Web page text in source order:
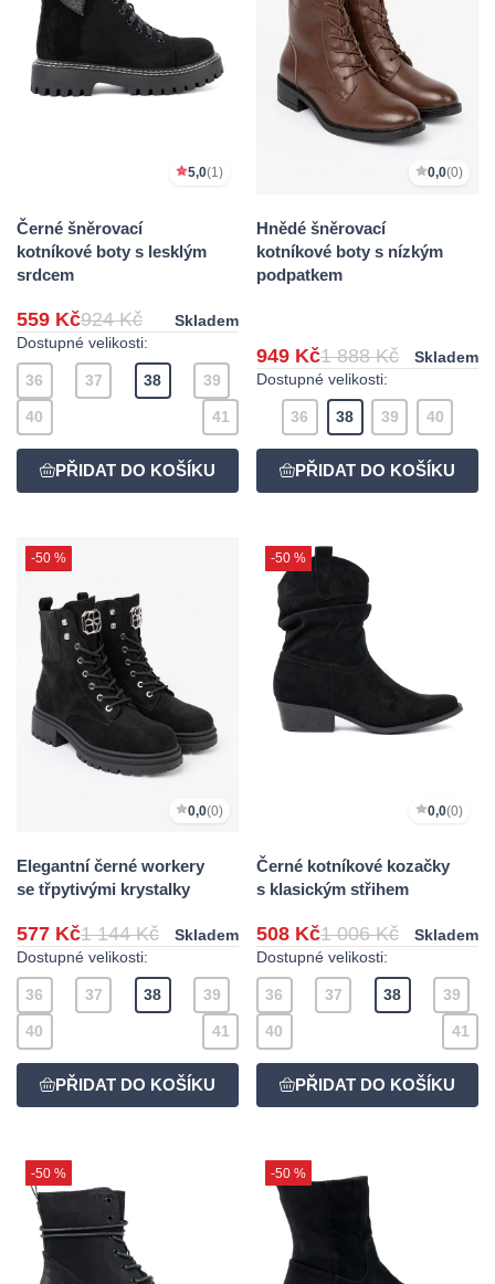
5,0(1)
Černé šněrovací
kotníkové boty s lesklým
srdcem
559 Kč924 Kč
Skladem
Dostupné velikosti:
36 37 38 39
40 41
0,0(0)
Hnědé šněrovací
kotníkové boty s nízkým
podpatkem
949 Kč1 888 Kč
Skladem
Dostupné velikosti:
36 38 39 40
-50 %
0,0(0)
Elegantní černé workery
se třpytivými krystalky
577 Kč1 144 Kč
Skladem
Dostupné velikosti:
36 37 38 39
40 41
-50 %
0,0(0)
Černé kotníkové kozačky
s klasickým střihem
508 Kč1 006 Kč
Skladem
Dostupné velikosti:
36 37 38 39
40 41
-50 % -50 %